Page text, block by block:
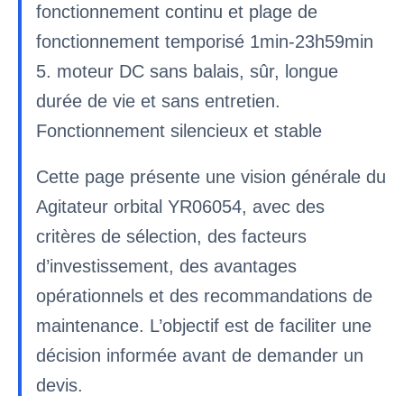
fonctionnement continu et plage de
fonctionnement temporisé 1min-23h59min
5. moteur DC sans balais, sûr, longue
durée de vie et sans entretien.
Fonctionnement silencieux et stable
Cette page présente une vision générale du
Agitateur orbital YR06054, avec des
critères de sélection, des facteurs
d’investissement, des avantages
opérationnels et des recommandations de
maintenance. L’objectif est de faciliter une
décision informée avant de demander un
devis.